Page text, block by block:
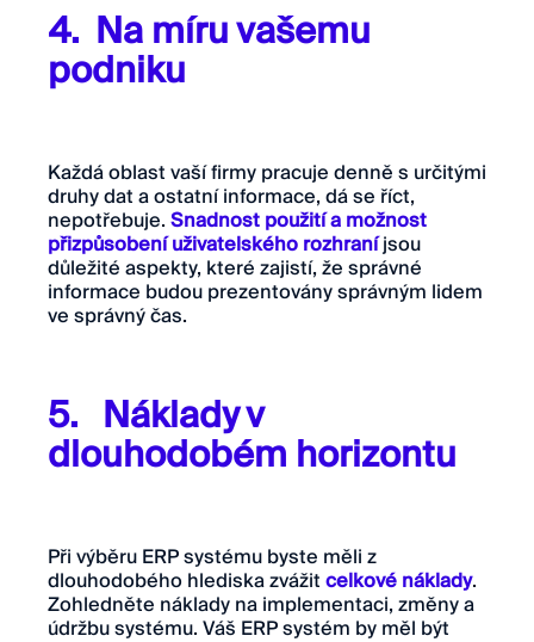
4. Na míru vašemu
podniku
Každá oblast vaší firmy pracuje denně s určitými
druhy dat a ostatní informace, dá se říct,
nepotřebuje.Snadnost použití a možnost
přizpůsobení uživatelského rozhraníjsou
důležité aspekty, které zajistí, že správné
informace budou prezentovány správným lidem
ve správný čas.
5. Náklady v
dlouhodobém horizontu
Při výběru ERP systému byste měli z
dlouhodobého hlediska zvážitcelkové náklady.
Zohledněte náklady na implementaci, změny a
údržbu systému. Váš ERP systém by měl být